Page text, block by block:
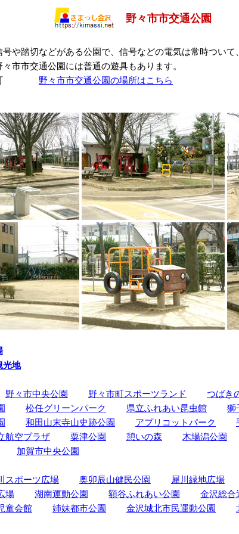
野々市市交通公
や踏切などがある公園で、信号などの電気は常時ついて
市市交通公園には普通の遊具もあります。
原町 野々市市交通公園の場所はこちら
光地
野々市中央公園 野々市町スポーツランド つばき
松任グリーンパーク 県立ふれあい昆虫館 獅
和田山末寺山史跡公園 アプリコットパーク
航空プラザ 粟津公園 憩いの森 木場潟公園
加賀市中央公園
スポーツ広場 奥卯辰山健民公園 犀川緑地広場
場 湖南運動公園 額谷ふれあい公園 金沢総合
童会館 姉妹都市公園 金沢城北市民運動公園